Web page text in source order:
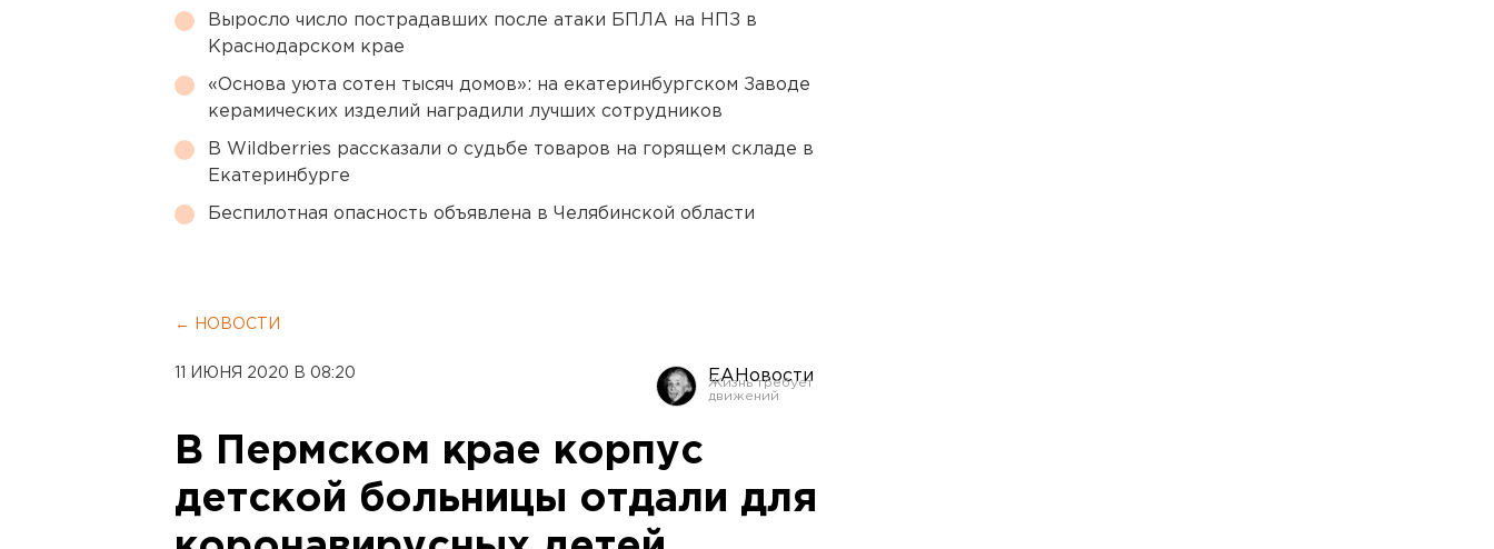
Выросло число пострадавших после атаки БПЛА на НПЗ в
Краснодарском крае
«Основа уюта сотен тысяч домов»: на екатеринбургском Заводе
керамических изделий наградили лучших сотрудников
В Wildberries рассказали о судьбе товаров на горящем складе в
Екатеринбурге
Беспилотная опасность объявлена в Челябинской области
← НОВОСТИ
11 ИЮНЯ 2020 В 08:20 ЕАНовости
В Пермском крае корпус
детской больницы отдали для